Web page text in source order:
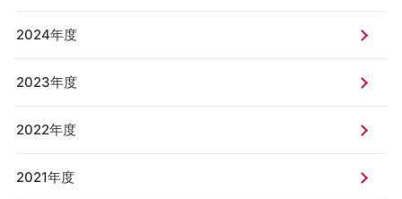
2024年度
2023年度
2022年度
2021年度